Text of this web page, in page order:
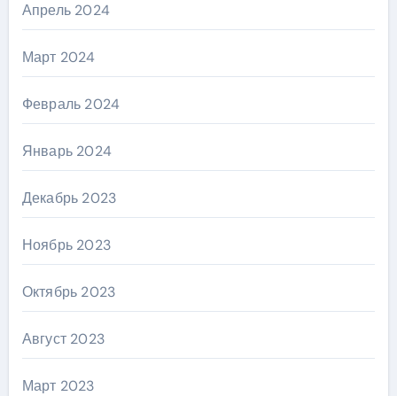
Апрель 2024
Март 2024
Февраль 2024
Январь 2024
Декабрь 2023
Ноябрь 2023
Октябрь 2023
Август 2023
Март 2023